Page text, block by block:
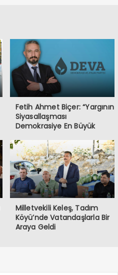
Fetih Ahmet Biçer: “Yargının
Siyasallaşması
Demokrasiye En Büyük
Milletvekili Keleş, Tadım
Köyü’nde Vatandaşlarla Bir
Araya Geldi